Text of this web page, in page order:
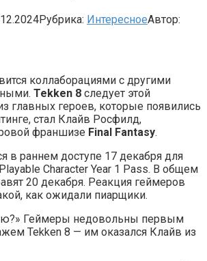
Рубрика: ИнтересноеАвтор:
коллаборациями с другими
Tekken 8 следует этой
главных героев, которые появились
стал Клайв Росфилд,
франшизе Final Fantasy.
в раннем доступе 17 декабря для
Character Year 1 Pass. В общем
20 декабря. Реакция геймеров
как ожидали пиарщики.